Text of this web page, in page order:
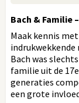
Bach & Familie
Maak kennis
Bach was
familie uit de
generaties
een grote